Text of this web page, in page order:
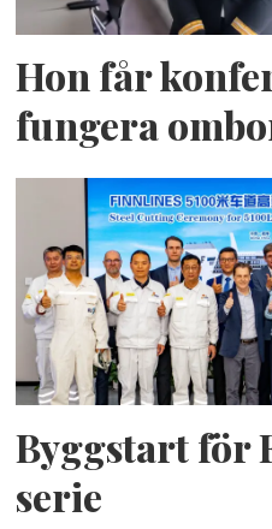
Hon får
fungera
Byggstart för
serie